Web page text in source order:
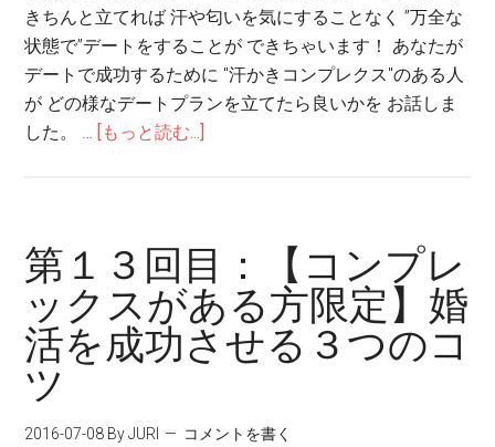
きちんと立てれば 汗や匂いを気にすることなく ”万全な
状態で”デートをすることが できちゃいます！ あなたが
デートで成功するために "汗かきコンプレクス"のある人
が どの様なデートプランを立てたら良いかを お話しま
した。 … [もっと読む...]
第１３回目：【コンプレ
ックスがある方限定】婚
活を成功させる３つのコ
ツ
2016-07-08 By JURI コメントを書く